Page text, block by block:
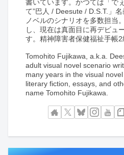
書いています。かつては「で
て”巴人 / Deesute / D.S.T.」
ノベルのシナリオを多数担当
し、現在は真面目に再デビュ
す。精神障害者保健福祉手帳2
Tomohito Fujikawa, a.k.a.
adult visual novel scenario
many years in the visual
literary fiction, essays, and
name Tomohito Fujikawa.